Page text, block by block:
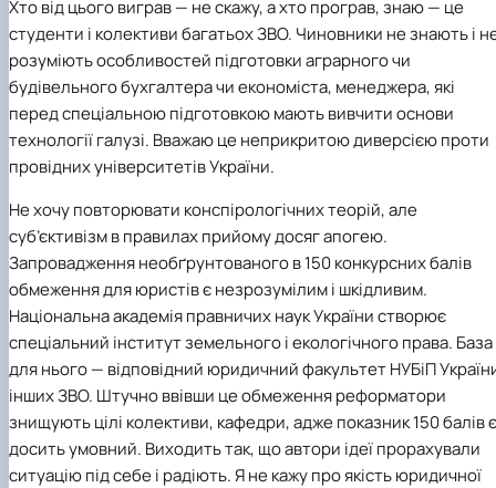
Хто від цього виграв — не скажу, а хто програв, знаю — це
студенти і колективи багатьох ЗВО. Чиновники не знають і
розуміють особливостей підготовки аграрного чи
будівельного бухгалтера чи економіста, менеджера, які
перед спеціальною підготовкою мають вивчити основи
технології галузі. Вважаю це неприкритою диверсією проти
провідних університетів України.
Не хочу повторювати конспірологічних теорій, але
суб’єктивізм в правилах прийому досяг апогею.
Запровадження необґрунтованого в 150 конкурсних балів
обмеження для юристів є незрозумілим і шкідливим.
Національна академія правничих наук Українистворює
спеціальний інститут земельного і екологічного права. База
для нього — відповідний юридичний факультет НУБіП
інших ЗВО. Штучно ввівши це обмеження реформатори
знищують цілі колективи, кафедри, адже показник 150 балів є
досить умовний. Виходить так, що автори ідеї прорахували
ситуацію під себе і радіють. Я не кажу про якість юридичної